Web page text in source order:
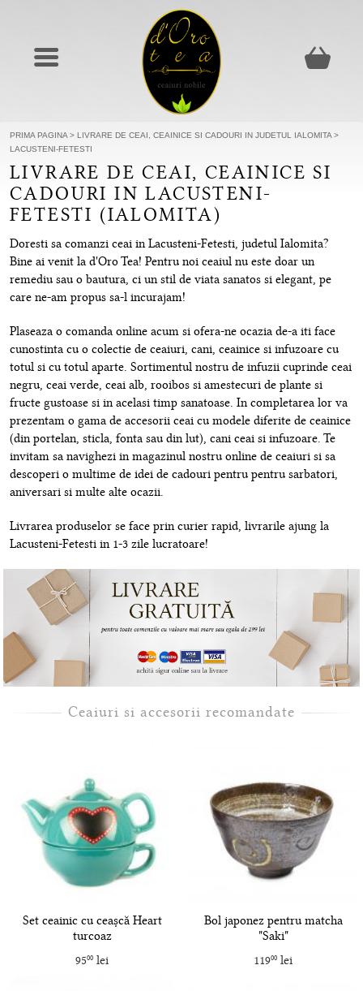
PRIMA PAGINA > LIVRARE DE CEAI, CEAINICE SI CADOURI IN JUDETUL IALOMITA >
LACUSTENI-FETESTI
LIVRARE DE CEAI, CEAINICE SI
CADOURI IN LACUSTENI-
FETESTI (IALOMITA)
Doresti sa comanzi ceai in Lacusteni-Fetesti, judetul Ialomita?
Bine ai venit la d'Oro Tea! Pentru noi ceaiul nu este doar un
remediu sau o bautura, ci un stil de viata sanatos si elegant, pe
care ne-am propus sa-l incurajam!
Plaseaza o comanda online acum si ofera-ne ocazia de-a iti face
cunostinta cu o colectie de ceaiuri, cani, ceainice si infuzoare cu
totul si cu totul aparte. Sortimentul nostru de infuzii cuprinde ceai
negru, ceai verde, ceai alb, rooibos si amestecuri de plante si
fructe gustoase si in acelasi timp sanatoase. In completarea lor va
prezentam o gama de accesorii ceai cu modele diferite de ceainice
(din portelan, sticla, fonta sau din lut), cani ceai si infuzoare. Te
invitam sa navighezi in magazinul nostru online de ceaiuri si sa
descoperi o multime de idei de cadouri pentru pentru sarbatori,
aniversari si multe alte ocazii.
Livrarea produselor se face prin curier rapid, livrarile ajung la
Lacusteni-Fetesti in 1-3 zile lucratoare!
Ceaiuri si accesorii recomandate
Set ceainic cu ceașcă Heart
turcoaz
9500lei
Bol japonez pentru matcha
"Saki"
11900 lei